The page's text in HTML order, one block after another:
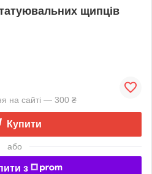
щипців
на сайті — 300 ₴
Купити
або
з